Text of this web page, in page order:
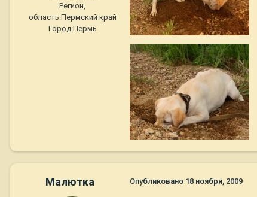
Регион,
область:Пермский край
Город:Пермь
Малютка Опубликовано 18 ноября, 2009